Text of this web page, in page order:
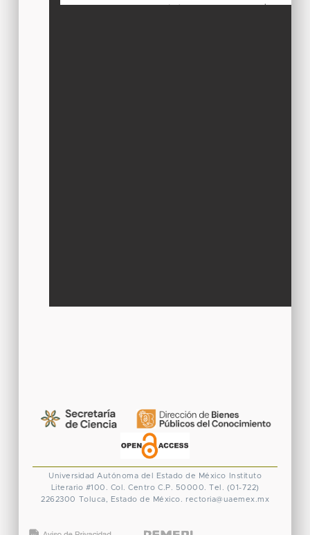
Universidad Autónoma del Estado de México
Instituto
Literario #100. Col. Centro C.P. 50000. Tel. (01-722)
2262300 Toluca, Estado de México. rectoria@uaemex.mx